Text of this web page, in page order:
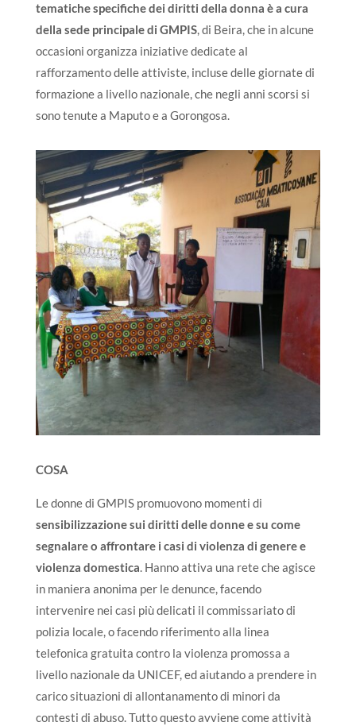
tematiche specifiche dei diritti della donna è a cura
della sede principale di GMPIS, di Beira, che in alcune
occasioni organizza iniziative dedicate al
rafforzamento delle attiviste, incluse delle giornate di
formazione a livello nazionale, che negli anni scorsi si
sono tenute a Maputo e a Gorongosa.
COSA
Le donne di GMPIS promuovono momenti di
sensibilizzazione sui diritti delle donne e su come
segnalare o affrontare i casi di violenza di genere e
violenza domestica Hanno attiva una rete che agisce
in maniera anonima per le denunce, facendo
intervenire nei casi più delicati il commissariato di
polizia locale, o facendo riferimento alla linea
telefonica gratuita contro la violenza promossa a
livello nazionale da UNICEF, ed aiutando a prendere in
carico situazioni di allontanamento di minori da
contesti di abuso. Tutto questo avviene come attività